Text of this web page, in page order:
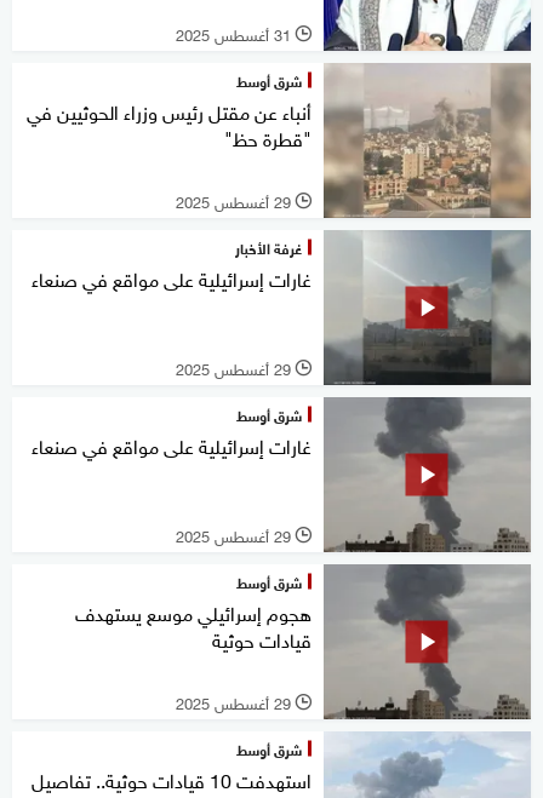
l 31 أغسطس 2025
شرق أوسط
أنباء عن مقتل رئيس وزراء الحوثيين في
"قطرة حظ"
l 29 أغسطس 2025
غرفة الأخبار
غارات إسرائيلية على مواقع في صنعاء
l 29 أغسطس 2025
شرق أوسط
غارات إسرائيلية على مواقع في صنعاء
l 29 أغسطس 2025
شرق أوسط
هجوم إسرائيلي موسع يستهدف
قيادات حوثية
l 29 أغسطس 2025
شرق أوسط
استهدفت 10 قيادات حوثية.. تفاصيل